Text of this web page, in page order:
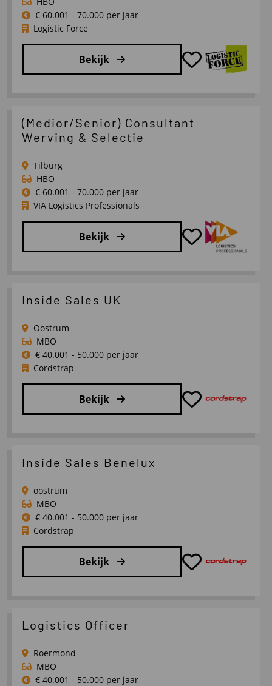
Management
€ 60.001 - 70.000 per jaar
Logistic Force
Bekijk
over
Vestigingsmanager
Breda,
Roosendaal
(Medior/Senior) Consultant
Werving & Selectie
Tilburg
HBO
€ 60.001 - 70.000 per jaar
VIA Logistics Professionals
Bekijk
over
Consultant
Werving
&
Selectie
Inside Sales UK
Oostrum
MBO
€ 40.001 - 50.000 per jaar
Cordstrap
Bekijk
over
Sales
UK
Inside Sales Benelux
oostrum
MBO
€ 40.001 - 50.000 per jaar
Cordstrap
Bekijk
over
Inside
Sales
Benelux
Logistics Officer
Roermond
MBO
€ 40.001 - 50.000 per jaar